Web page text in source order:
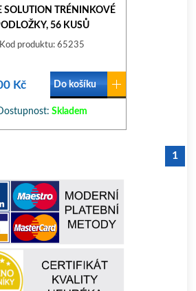
SOLUTION TRÉNINKOVÉ
56 KUSŮ
Kod produktu: 65235
Kč Do košíku
Skladem
1